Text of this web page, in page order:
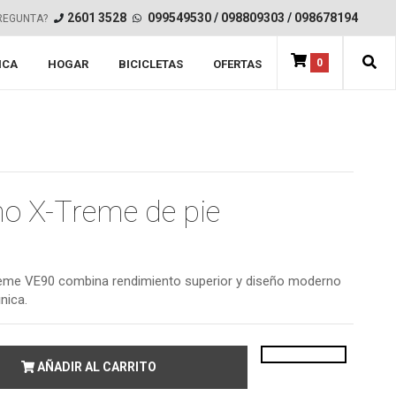
2601 3528 099549530/ 098809303 / 098678194
0
HOGAR BICICLETAS OFERTAS
X-Treme de pie
VE90 combina rendimiento superior y diseño moderno
AÑADIR AL CARRITO